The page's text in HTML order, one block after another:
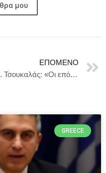
μου
ΕΠΌΜΕΝΟ
Κ. Τσουκαλάς: «Οι επόμενες εκλογές είναι μαραθώνιος αντοχής.
GREECE